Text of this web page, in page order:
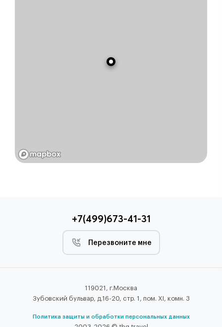
+7(499)673-41-31
Перезвоните мне
119021, г.Москва
Зубовский бульвар, д.16-20, стр. 1, пом. XI, комн. 3
Политика защиты и обработки персональных данных